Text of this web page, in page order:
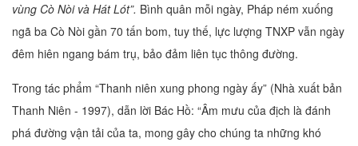
vùng Cò Nòi và Hát Lót”. Bình quân mỗi ngày, Pháp ném xuống
ngã ba Cò Nòi gần 70 tấn bom, tuy thế, lực lượng TNXP vẫn ngày
đêm hiên ngang bám trụ, bảo đảm liên tục thông đường.
Trong tác phẩm “Thanh niên xung phong ngày ấy” (Nhà xuất bản
Thanh Niên - 1997), dẫn lời Bác Hồ: “Âm mưu của địch là đánh
phá đường vận tải của ta, mong gây cho chúng ta những khó